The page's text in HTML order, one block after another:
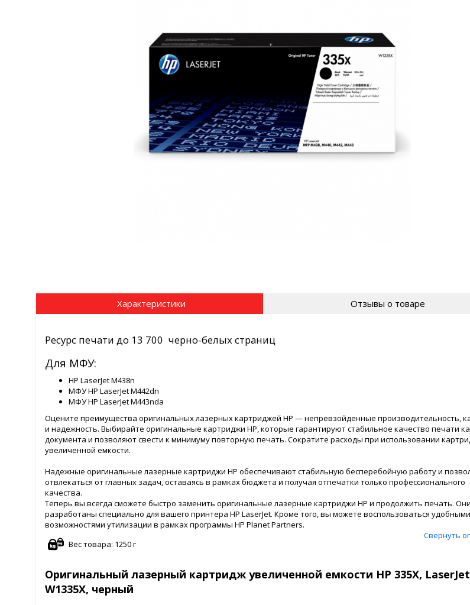
Характеристики Отзывы о товаре
Ресурс печати до 13 700 черно-белых страниц
Для МФУ:
HP LaserJet M438n
МФУ HP LaserJet M442dn
МФУ HP LaserJet M443nda
Оцените преимущества оригинальных лазерных картриджей HP — непревзойденные производительность,
и надежность. Выбирайте оригинальные картриджи HP, которые гарантируют стабильное качество печати
документа и позволяют свести к минимуму повторную печать. Сократите расходы при использовании
увеличенной емкости.
Надежные оригинальные лазерные картриджи HP обеспечивают стабильную бесперебойную работу и
отвлекаться от главных задач, оставаясь в рамках бюджета и получая отпечатки только профессионального
качества.
Теперь вы всегда сможете быстро заменить оригинальные лазерные картриджи HP и продолжить печать. Они
разработаны специально для вашего принтера HP LaserJet. Кроме того, вы можете воспользоваться удобными
возможностями утилизации в рамках программы HP Planet Partners.
Свернуть
Вес товара: 1250 г
Оригинальный лазерный картридж увеличенной емкости HP 335X,
W1335X, черный